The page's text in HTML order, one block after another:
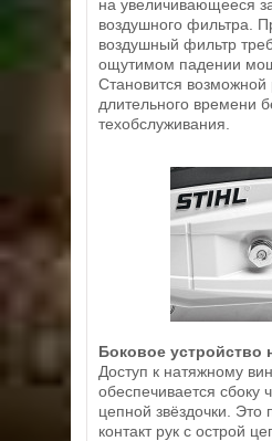
на увеличивающееся
воздушного фильтра.
воздушный фильтр
ощутимом падении
Становится возможной
длительного времени
техобслуживания.
Боковое устройство
Доступ к натяжному
обеспечивается сбоку
цепной звёздочки. Это
контакт рук с острой